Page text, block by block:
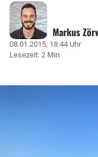
Markus
08.01.2015, 18:44 Uhr
Lesezeit: 2 Min